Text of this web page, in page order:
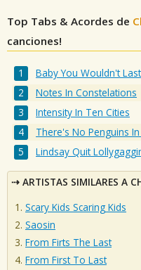
Top Tabs & Acordes de
canciones!
Baby You Wouldn't
Notes In Constelations
Intensity In Ten Cities
There's No Penguins
Lindsay Quit
ARTISTAS SIMILARES A
Scary Kids Scaring Kids
Saosin
From Firts The Last
From First To Last